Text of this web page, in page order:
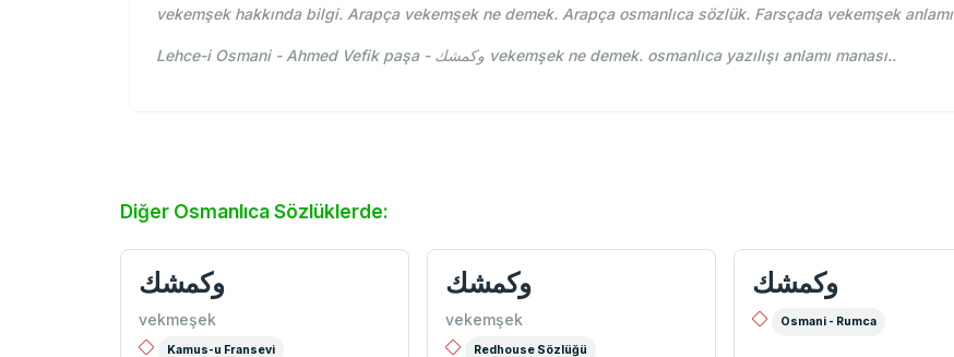
vekemşek hakkında bilgi. Arapça vekemşek ne demek. Arapça osmanlıca sözlük. Farsçada vekemşek anlamı
Lehce-i Osmani - Ahmed Vefik paşa - وكمشك vekemşek ne demek. osmanlıca yazılışı anlamı manası..
Diğer Osmanlıca Sözlüklerde:
وكمشك
vekmeşek
Kamus-u Fransevi
وكمشك
vekemşek
Redhouse Sözlüğü
وكمشك
Osmani - Rumca